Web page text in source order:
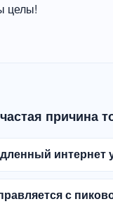
целы!
причина
интернет
с